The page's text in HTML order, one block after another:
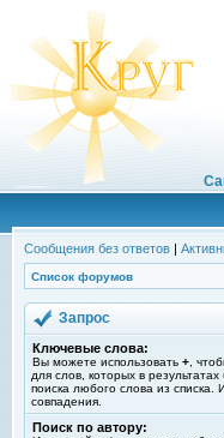
Сообщения без ответов |
Список форумов
Запрос
Ключевые слова:
Вы можете использовать + ,
для слов, которых в
поиска любого слова из списка.
совпадения.
Поиск по автору: